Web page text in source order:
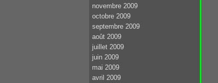
novembre 2009
octobre 2009
septembre 2009
août 2009
juillet 2009
juin 2009
mai 2009
avril 2009